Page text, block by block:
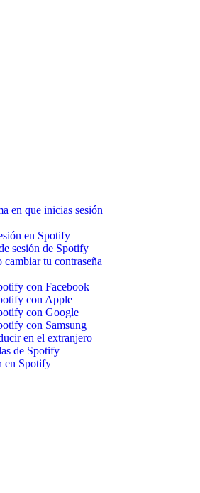
en que inicias sesión
en Spotify
sesión de Spotify
cambiar tu contraseña
con Facebook
con Apple
con Google
con Samsung
en el extranjero
de Spotify
en Spotify